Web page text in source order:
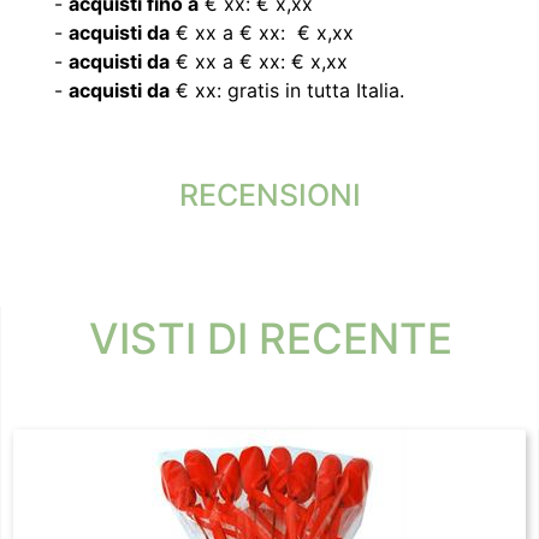
- acquisti da € xx a € xx: € x,xx
- acquisti da € xx a € xx: € x,xx
- acquisti da € xx: gratis in tutta Italia.
RECENSIONI
VISTI DI RECENTE